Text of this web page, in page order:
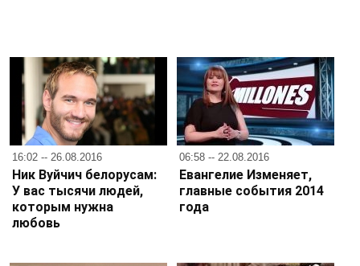
16:02 -- 26.08.2016
Ник Вуйчич белорусам:
У вас тысячи людей,
которым нужна
любовь
06:58 -- 22.08.2016
Евангелие Изменяет,
главные события 2014
года